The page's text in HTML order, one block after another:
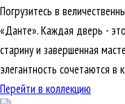
Погрузитесь в
«Данте». Каждая дверь -
старину и завершенная
элегантность сочетаются в
Перейти в коллекцию